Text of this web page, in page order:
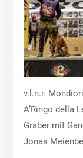
v.l.n.r.
A’Ringo della
Graber mit
Jonas